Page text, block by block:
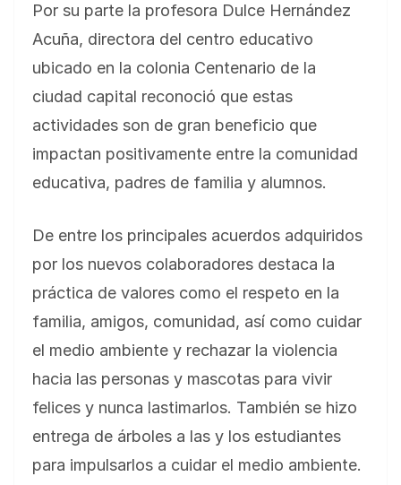
Por su parte la profesora Dulce Hernández
Acuña, directora del centro educativo
ubicado en la colonia Centenario de la
ciudad capital reconoció que estas
actividades son de gran beneficio que
impactan positivamente entre la comunidad
educativa, padres de familia y alumnos.
De entre los principales acuerdos adquiridos
por los nuevos colaboradores destaca la
práctica de valores como el respeto en la
familia, amigos, comunidad, así como cuidar
el medio ambiente y rechazar la violencia
hacia las personas y mascotas para vivir
felices y nunca lastimarlos. También se hizo
entrega de árboles a las y los estudiantes
para impulsarlos a cuidar el medio ambiente.